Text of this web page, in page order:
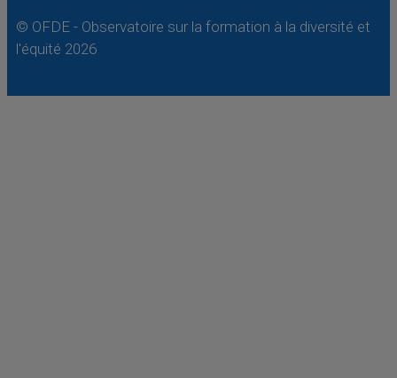
© OFDE - Observatoire sur la formation à la diversité et
l'équité 2026